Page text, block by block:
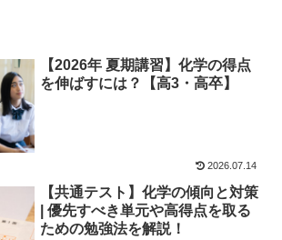
【2026年 夏期講習】化学の得点
を伸ばすには？【高3・高卒】
2026.07.14
【共通テスト】化学の傾向と対策
| 優先すべき単元や高得点を取る
ための勉強法を解説！